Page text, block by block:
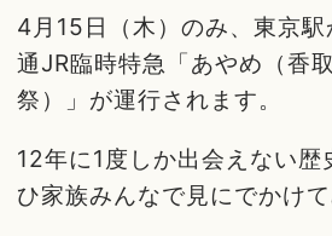
4月15日（木）のみ、東京
通JR臨時特急「あやめ（香
祭）」が運行されます。
12年に1度しか出会えない歴
ひ家族みんなで見にでかけて